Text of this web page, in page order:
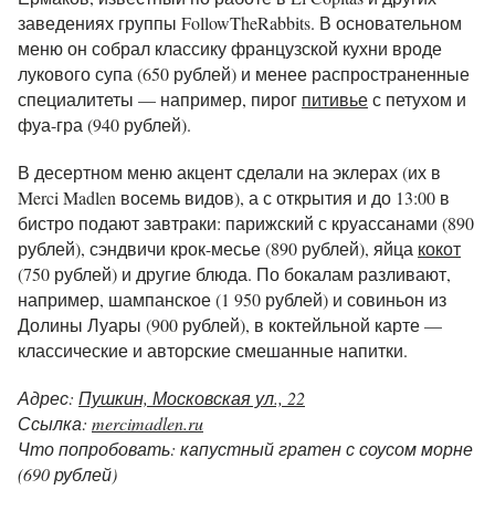
заведениях группы FollowTheRabbits. В основательном
меню он собрал классику французской кухни вроде
лукового супа (650 рублей) и менее распространенные
специалитеты — например, пирог питивьес петухом и
фуа-гра (940 рублей).
В десертном меню акцент сделали на эклерах (их в
Merci Madlen восемь видов), а с открытия и до 13:00 в
бистро подают завтраки: парижский с круассанами (890
рублей), сэндвичи крок-месье (890 рублей), яйца кокот
(750 рублей) и другие блюда. По бокалам разливают,
например, шампанское (1 950 рублей) и совиньон из
Долины Луары (900 рублей), в коктейльной карте —
классические и авторские смешанные напитки.
Адрес: Пушкин, Московская ул., 22
Ссылка: mercimadlen.ru
Что попробовать: капустный гратен с соусом морне
(690 рублей)